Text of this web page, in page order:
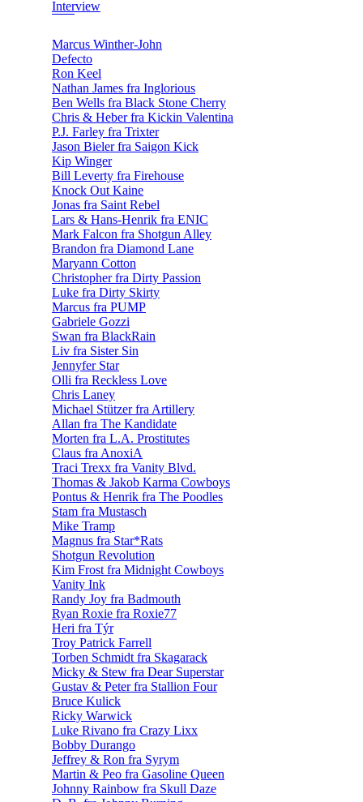
Interview
Marcus Winther-John
Defecto
Ron Keel
Nathan James fra Inglorious
Ben Wells fra Black Stone Cherry
Chris & Heber fra Kickin Valentina
P.J. Farley fra Trixter
Jason Bieler fra Saigon Kick
Kip Winger
Bill Leverty fra Firehouse
Knock Out Kaine
Jonas fra Saint Rebel
Lars & Hans-Henrik fra ENIC
Mark Falcon fra Shotgun Alley
Brandon fra Diamond Lane
Maryann Cotton
Christopher fra Dirty Passion
Luke fra Dirty Skirty
Marcus fra PUMP
Gabriele Gozzi
Swan fra BlackRain
Liv fra Sister Sin
Jennyfer Star
Olli fra Reckless Love
Chris Laney
Michael Stützer fra Artillery
Allan fra The Kandidate
Morten fra L.A. Prostitutes
Claus fra AnoxiA
Traci Trexx fra Vanity Blvd.
Thomas & Jakob Karma Cowboys
Pontus & Henrik fra The Poodles
Stam fra Mustasch
Mike Tramp
Magnus fra Star*Rats
Shotgun Revolution
Kim Frost fra Midnight Cowboys
Vanity Ink
Randy Joy fra Badmouth
Ryan Roxie fra Roxie77
Heri fra Týr
Troy Patrick Farrell
Torben Schmidt fra Skagarack
Micky & Stew fra Dear Superstar
Gustav & Peter fra Stallion Four
Bruce Kulick
Ricky Warwick
Luke Rivano fra Crazy Lixx
Bobby Durango
Jeffrey & Ron fra Syrym
Martin & Peo fra Gasoline Queen
Johnny Rainbow fra Skull Daze